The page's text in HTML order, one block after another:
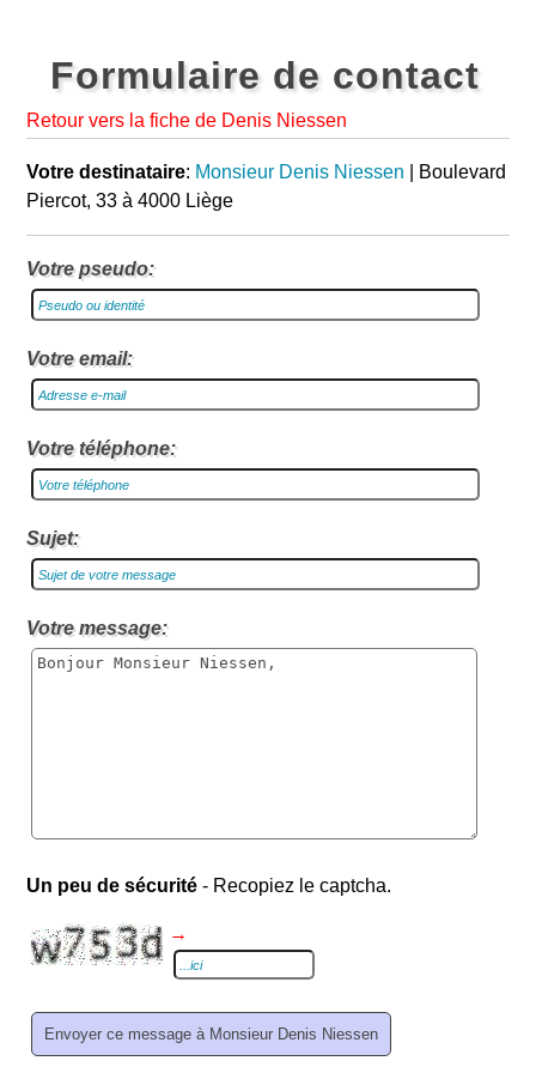
Formulaire de contact
Retour vers la fiche de Denis Niessen
Votre destinataire: Monsieur Denis Niessen | Boulevard
Piercot, 33 à 4000 Liège
Votre pseudo:
Votre email:
Votre téléphone:
Sujet:
Votre message:
Un peu de sécurité - Recopiez le captcha.
→